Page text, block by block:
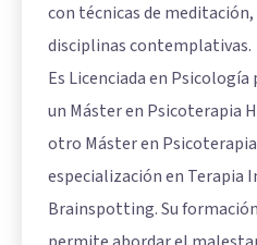
con técnicas de
disciplinas contemplativas.
Es Licenciada en
un Máster en Psicoterapia
otro Máster en
especialización en Terapia
Brainspotting. Su